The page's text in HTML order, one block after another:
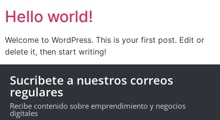
Hello world!
Welcome to WordPress. This is your first post. Edit or
delete it, then start writing!
Sucribete a nuestros correos
regulares
Recibe contenido sobre emprendimiento y negocios
digitales